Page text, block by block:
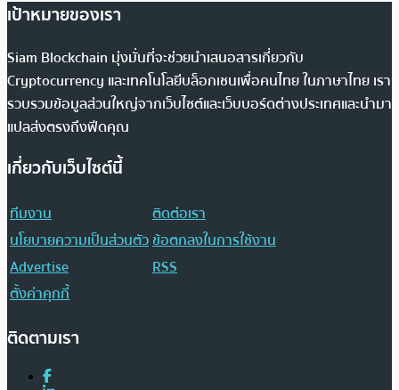
เป้าหมายของเรา
Siam Blockchain มุ่งมั่นที่จะช่วยนำเสนอสารเกี่ยวกับ
Cryptocurrency และเทคโนโลยีบล็อกเชนเพื่อคนไทย ในภาษาไทย เรา
รวบรวมข้อมูลส่วนใหญ่จากเว็บไซต์และเว็บบอร์ดต่างประเทศและนำมา
แปลส่งตรงถึงฟีดคุณ
เกี่ยวกับเว็บไซต์นี้
ทีมงาน
ติดต่อเรา
นโยบายความเป็นส่วนตัวข้อตกลงในการใช้งาน
Advertise
RSS
ตั้งค่าคุกกี้
ติดตามเรา